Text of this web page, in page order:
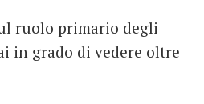
ruolo primario degli
in grado di vedere oltre